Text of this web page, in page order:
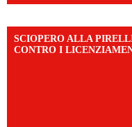
SCIOPERO ALLA
CONTRO I